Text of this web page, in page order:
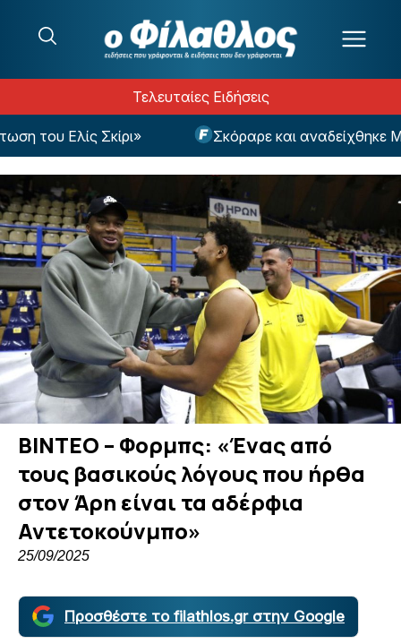
Τελευταίες Ειδήσεις
Ελίς Σκίρι» Σκόραρε και αναδείχθηκε
ΒΙΝΤΕΟ – Φορμπς: «Ένας από
τους βασικούς λόγους που ήρθα
στον Άρη είναι τα αδέρφια
Αντετοκούνμπο»
25/09/2025
Προσθέστε το filathlos.gr στην Google